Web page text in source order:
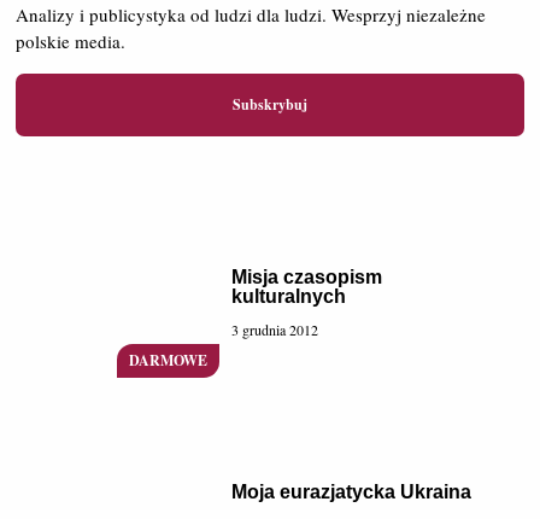
Analizy i publicystyka od ludzi dla ludzi. Wesprzyj niezależne
polskie media.
Subskrybuj
Misja czasopism
kulturalnych
3 grudnia 2012
Moja eurazjatycka Ukraina